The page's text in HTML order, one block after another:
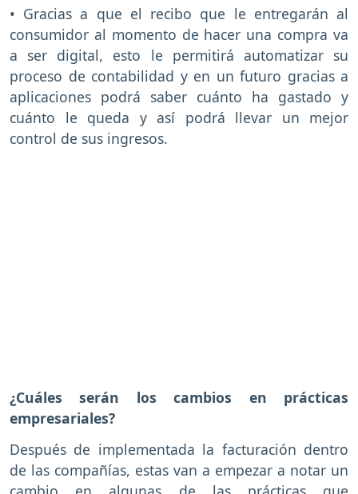
• Gracias a que el recibo que le entregarán al
consumidor al momento de hacer una compra va
a ser digital, esto le permitirá automatizar su
proceso de contabilidad y en un futuro gracias a
aplicaciones podrá saber cuánto ha gastado y
cuánto le queda y así podrá llevar un mejor
control de sus ingresos.
¿Cuáles serán los cambios en prácticas
empresariales?
Después de implementada la facturación dentro
de las compañías, estas van a empezar a notar un